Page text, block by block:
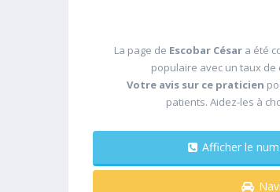
La page de Escobar César a été
populaire avec un taux
Votre avis sur ce praticien
patients. Aidez-les à